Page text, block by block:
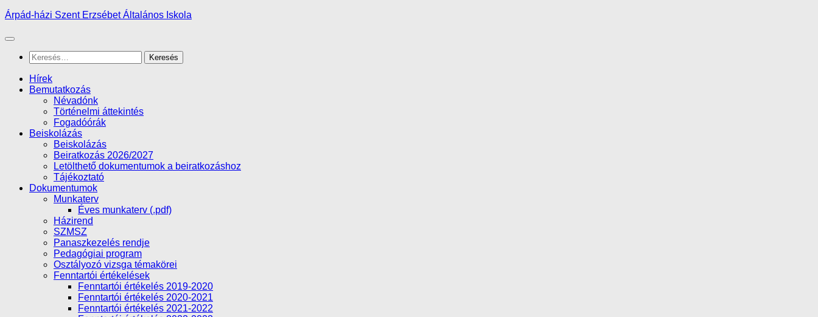
Skip
content
Árpád-házi Szent Erzsébet Általános Iskola
Keresés:
Hírek
Bemutatkozás
Névadónk
Történelmi áttekintés
Fogadóórák
Beiskolázás
Beiskolázás
Beiratkozás 2026/2027
Letölthető dokumentumok a beiratkozáshoz
Tájékoztató
Dokumentumok
Munkaterv
Éves munkaterv (.pdf)
Házirend
SZMSZ
Panaszkezelés rendje
Pedagógiai program
Osztályozó vizsga témakörei
Fenntartói értékelések
Fenntartói értékelés 2019-2020
Fenntartói értékelés 2020-2021
Fenntartói értékelés 2021-2022